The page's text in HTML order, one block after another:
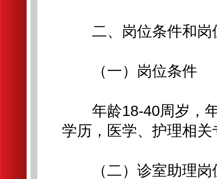
二、岗位条件和岗
（一）岗位条件
年龄18-40周岁，年
学历，医学、护理相关
（二）诊室助理岗